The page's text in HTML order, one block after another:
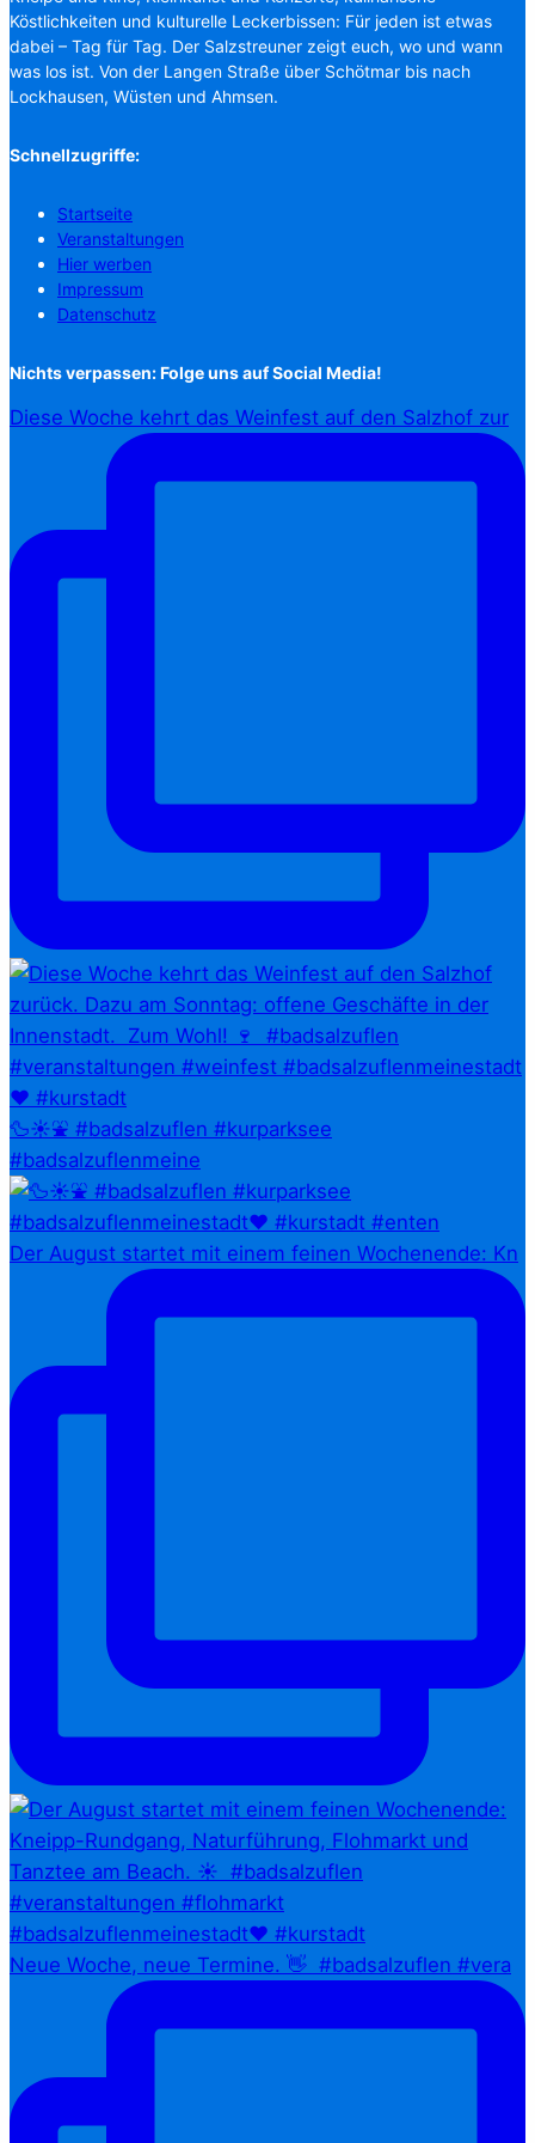
Köstlichkeiten und kulturelle Leckerbissen: Für jeden ist etwas
dabei – Tag für Tag. Der Salzstreuner zeigt euch, wo und wann
was los ist. Von der Langen Straße über Schötmar bis nach
Lockhausen, Wüsten und Ahmsen.
Schnellzugriffe:
Startseite
Veranstaltungen
Hier werben
Impressum
Datenschutz
Nichts verpassen: Folge uns auf Social Media!
Diese Woche kehrt das Weinfest auf den Salzhof zur
🦆☀️⛲ #badsalzuflen #kurparksee
#badsalzuflenmeine
Der August startet mit einem feinen Wochenende: Kn
Neue Woche, neue Termine. 👋⁠ ⁠ #badsalzuflen #vera